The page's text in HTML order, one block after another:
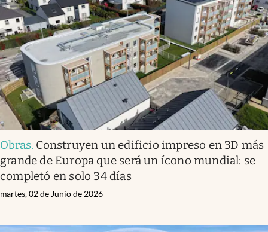
Obras. Construyen un edificio impreso en 3D más
grande de Europa que será un ícono mundial: se
completó en solo 34 días
martes, 02 de Junio de 2026